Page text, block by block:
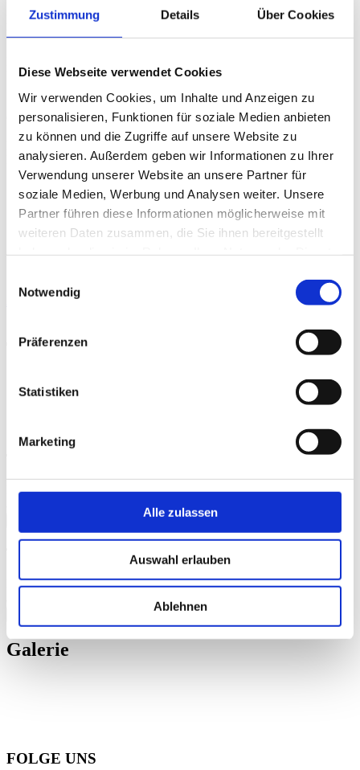
Zustimmung Details Über Cookies
Diese Webseite verwendet Cookies
Wir verwenden Cookies, um Inhalte und Anzeigen zu
personalisieren, Funktionen für soziale Medien anbieten
zu können und die Zugriffe auf unsere Website zu
analysieren. Außerdem geben wir Informationen zu Ihrer
Verwendung unserer Website an unsere Partner für
soziale Medien, Werbung und Analysen weiter. Unsere
Partner führen diese Informationen möglicherweise mit
weiteren Daten zusammen, die Sie ihnen bereitgestellt
Notwendig
Präferenzen
Statistiken
Marketing
Alle zulassen
Auswahl erlauben
Ablehnen
Mit der Beteiligung von:
France Télévisions, OCS & Canal +
La Banque Postale Image 13, Manon 10 & France tv distribution
In Partnerschaft mit:
Centre National du Cinéma et de l’Image Animée
Mit der Unterstützung von:
Région Normandie
Länge:
106 Minuten
Produktion: Frankreich
Genre:Feelgood-Drama
FSK: ab 6 Jahren
DVD / Blu-ray / VoD-VÖ:17.11.2022
Auf DVD, Blu-ray
Trailer
Bitteakzeptieren Sie Präferenz-Cookies, um dieses Video
Trailer "Wie im echten Leben" - OmU
Bitteakzeptieren Sie Präferenz-Cookies, um dieses Video
Galerie
FOLGE UNS